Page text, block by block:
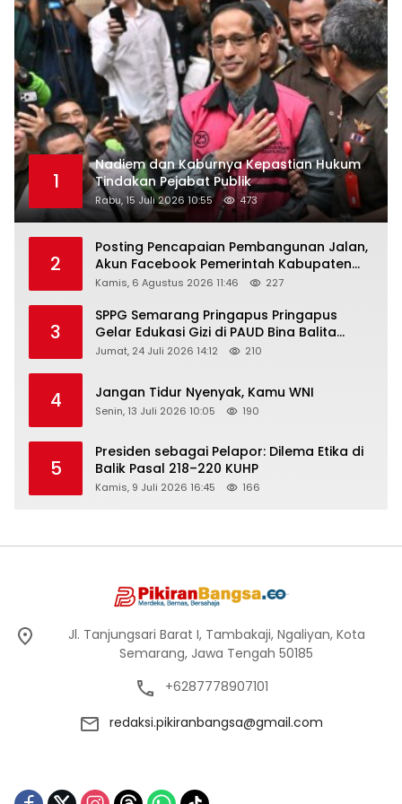
1
Nadiem dan Kaburnya Kepastian Hukum
Tindakan Pejabat Publik
Rabu, 15 Juli 2026 10:55 473
2
Posting Pencapaian Pembangunan Jalan,
Akun Facebook Pemerintah Kabupaten
Rembang “Dirujak” Warganet
Kamis, 6 Agustus 2026 11:46 227
3
SPPG Semarang Pringapus Pringapus
Gelar Edukasi Gizi di PAUD Bina Balita
Peringati Hari Anak Nasional 2026
Jumat, 24 Juli 2026 14:12 210
4 Jangan Tidur Nyenyak, Kamu WNI
Senin, 13 Juli 2026 10:05 190
5
Presiden sebagai Pelapor: Dilema Etika di
Balik Pasal 218–220 KUHP
Kamis, 9 Juli 2026 16:45 166
Jl. Tanjungsari Barat I, Tambakaji, Ngaliyan, Kota
Semarang, Jawa Tengah 50185
+6287778907101
redaksi.pikiranbangsa@gmail.com